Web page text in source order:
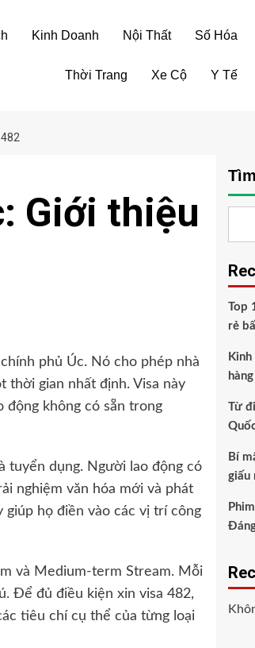
Kinh Doanh Nội Thất Số Hóa
Thời Trang Xe Cộ Y Tế
482
Giới thiệu
phủ Úc. Nó cho phép nhà
thời gian nhất định. Visa này
không có sẵn trong
tuyển dụng. Người lao động có
nghiệm văn hóa mới và phát
họ điền vào các vị trí công
và Medium-term Stream. Mỗi
Để đủ điều kiện xin visa 482,
tiêu chí cụ thể của từng loại
Top
rẻ
Từ
Bí
giấu